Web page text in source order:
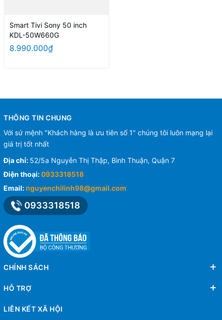
Smart Tivi Sony 50 inch
KDL-50W660G
8.990.000₫
THÔNG TIN CHUNG
Với sứ mệnh "Khách hàng là ưu tiên số 1" chúng tôi luôn mạng lại
giá trị tốt nhất
Địa chỉ: 52/5a Nguyễn Thị Thập, Bình Thuận, Quận 7
Điện thoại:0933318518
Email: nguyenchilinh98@gmail.com
0933318518
CHÍNH SÁCH
HỖ TRỢ
LIÊN KẾT XÃ HỘI